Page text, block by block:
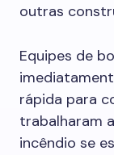
outras
Equipes de
rápida para
trabalharam
incêndio se